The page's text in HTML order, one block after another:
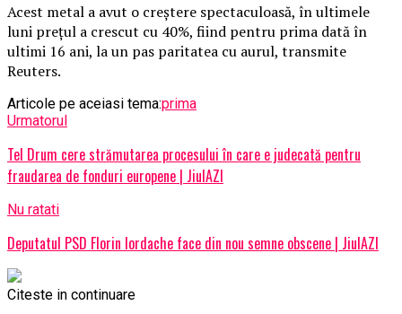
Acest metal a avut o creștere spectaculoasă, în ultimele
luni prețul a crescut cu 40%, fiind pentru prima dată în
ultimi 16 ani, la un pas paritatea cu aurul, transmite
Reuters.
Articole pe aceiasi tema:prima
Urmatorul
Tel Drum cere strămutarea procesului în care e judecată pentru
fraudarea de fonduri europene | JiulAZI
Nu ratati
Deputatul PSD Florin Iordache face din nou semne obscene | JiulAZI
Citeste in continuare